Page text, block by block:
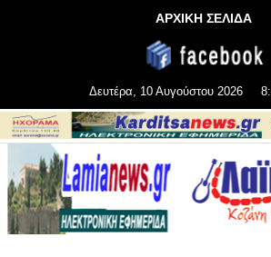
ΑΡΧΙΚΗ ΣΕΛΙΔΑ
Δευτέρα, 10 Αυγούστου 2026